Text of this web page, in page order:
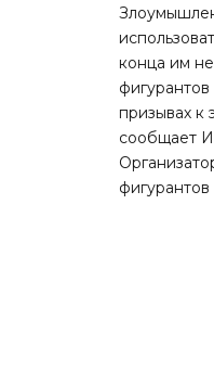
конца им
призывах к
сообщает